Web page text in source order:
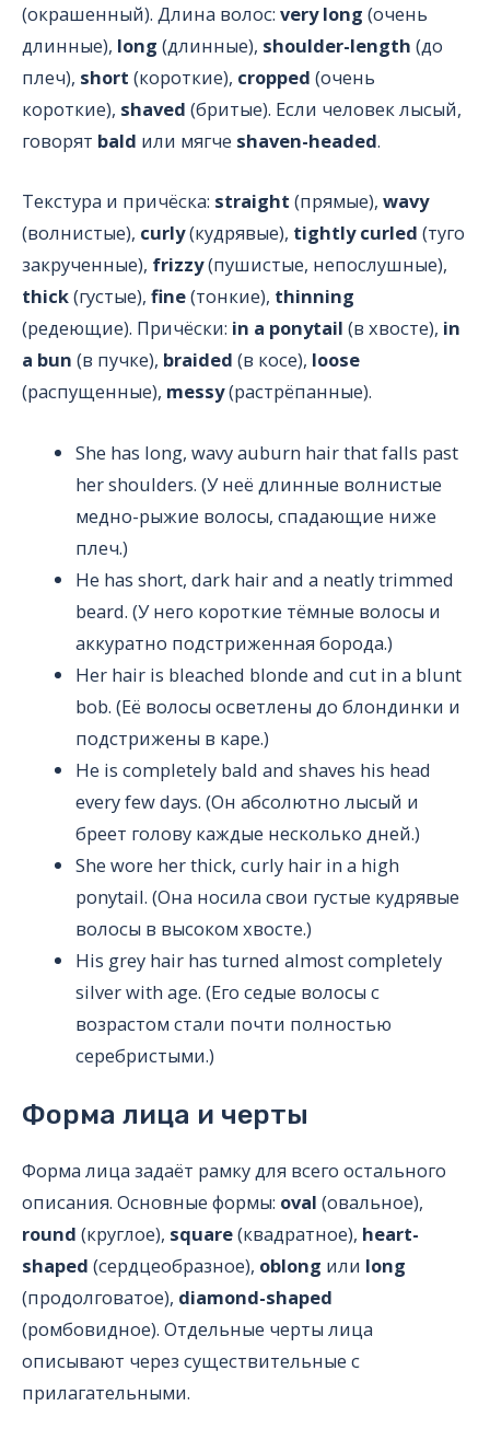
(окрашенный). Длина волос: very long (очень
длинные), long (длинные), shoulder-length (до
плеч), short (короткие), cropped (очень
короткие), shaved (бритые). Если человек лысый,
говорят bald или мягче shaven-headed.
Текстура и причёска: straight (прямые), wavy
(волнистые), curly(кудрявые), tightly curled (туго
закрученные), frizzy(пушистые, непослушные),
thick(густые), fine(тонкие), thinning
(редеющие). Причёски: in a ponytail (в хвосте), in
a bun (в пучке), braided (в косе), loose
(распущенные), messy(растрёпанные).
She has long, wavy auburn hair that falls past
her shoulders. (У неё длинные волнистые
медно-рыжие волосы, спадающие ниже
плеч.)
He has short, dark hair and a neatly trimmed
beard. (У него короткие тёмные волосы и
аккуратно подстриженная борода.)
Her hair is bleached blonde and cut in a blunt
bob. (Её волосы осветлены до блондинки и
подстрижены в каре.)
He is completely bald and shaves his head
every few days. (Он абсолютно лысый и
бреет голову каждые несколько дней.)
She wore her thick, curly hair in a high
ponytail. (Она носила свои густые кудрявые
волосы в высоком хвосте.)
His grey hair has turned almost completely
silver with age. (Его седые волосы с
возрастом стали почти полностью
серебристыми.)
Форма лица и черты
Форма лица задаёт рамку для всего остального
описания. Основные формы: oval (овальное),
round (круглое), square(квадратное), heart-
shaped (сердцеобразное), oblong или long
(продолговатое), diamond-shaped
(ромбовидное). Отдельные черты лица
описывают через существительные с
прилагательными.